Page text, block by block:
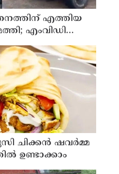
എത്തിയ
എംവിഡി
ചിക്കൻ ഷവർമ്മ
ഉണ്ടാക്കാം